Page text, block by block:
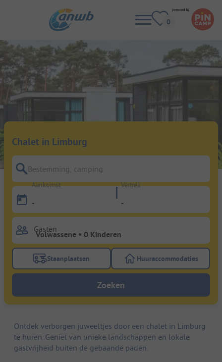
Chalet in Limburg
Bestemming, camping
Aankomst
-
Vertrek
-
Gasten
Gebruik de filterknop staanplaatsen om te zoeken
Staanplaatsen Gebruik de
Huuraccommodaties
Zoeken
Ontdek verborgen juweeltjes door een chalet in Limburg
te huren. Geniet van unieke landschappen en lokale
gastvrijheid buiten de gebaande paden.